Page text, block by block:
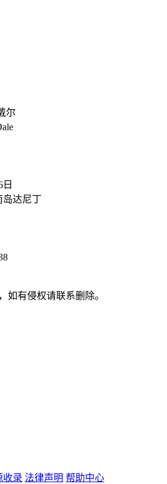
尔
岛达尼丁
如有侵权请联系删除。
收录 法律声明 帮助中心